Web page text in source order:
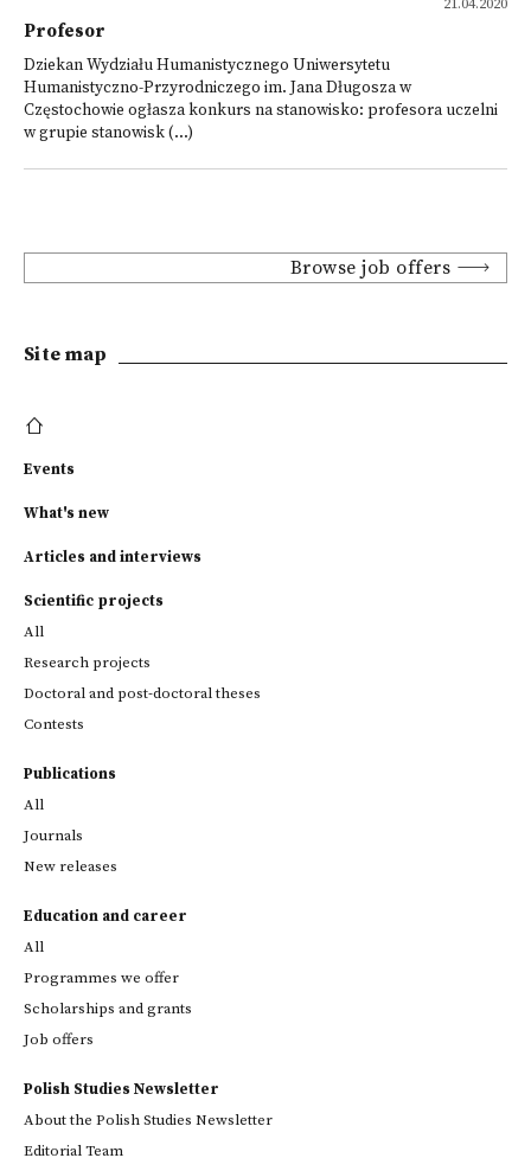
21.04.2020
Profesor
Dziekan Wydziału Humanistycznego Uniwersytetu
Humanistyczno-Przyrodniczego im. Jana Długosza w
Częstochowie ogłasza konkurs na stanowisko: profesora uczelni
w grupie stanowisk (...)
Browse job offers
Site map
Events
What's new
Articles and interviews
Scientific projects
All
Research projects
Doctoral and post-doctoral theses
Contests
Publications
All
Journals
New releases
Education and career
All
Programmes we offer
Scholarships and grants
Job offers
Polish Studies Newsletter
About the Polish Studies Newsletter
Editorial Team